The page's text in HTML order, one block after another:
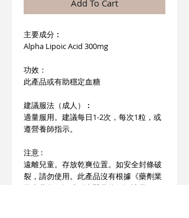
Add To Cart
主要成分︰
Alpha Lipoic Acid 300mg
功效：
此產品或有助穩定血糖
建議服法（成人）︰
適量服用。建議每日1-2次，每次1粒，或
遵營養師指示。
注意 :
遠離兒童。存放乾爽位置。如安全封條破
裂，請勿使用。此產品沒有根據《藥劑業
及毒藥條例》或《中醫藥條例》註冊。